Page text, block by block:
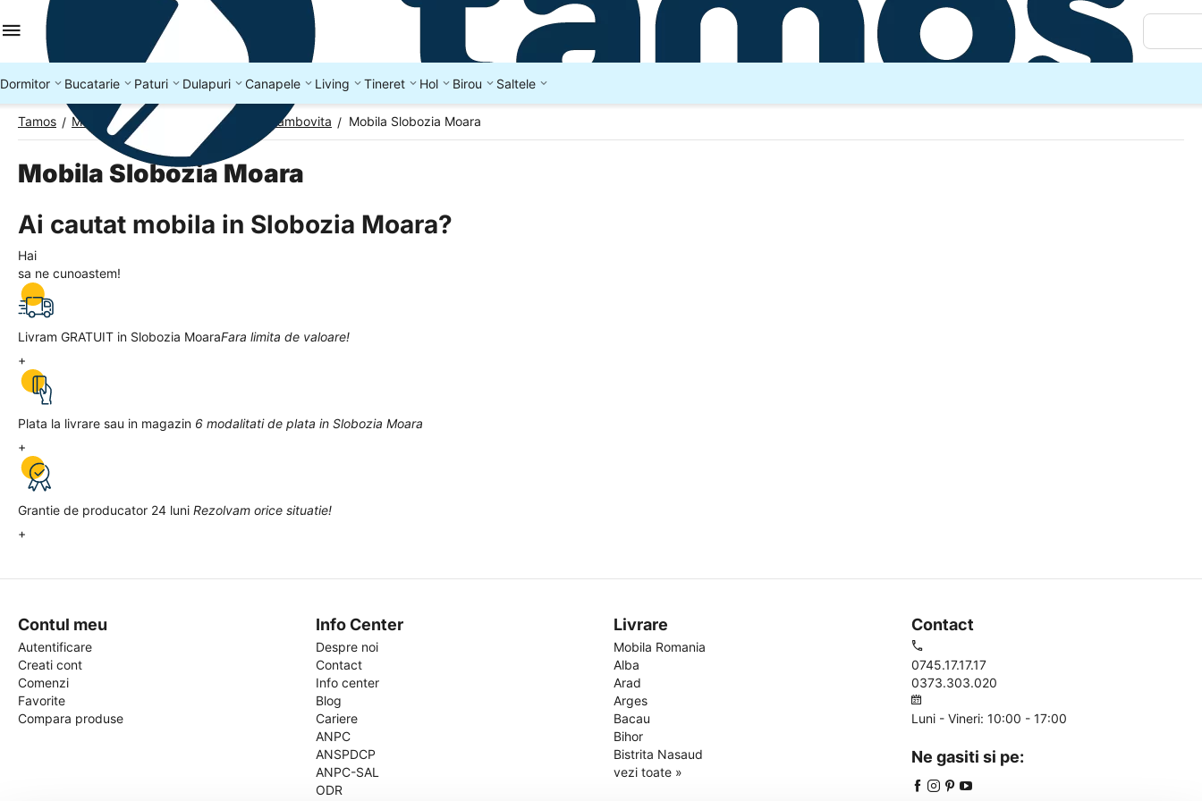
Dormitor Bucatarie Paturi Dulapuri Canapele Living Tineret Hol Birou Saltele
Tamos / Mobila Romania Mobila Judetul Dambovita / Mobila Slobozia Moara
Mobila Slobozia Moara
Ai cautat mobila in Slobozia Moara?
Hai
sa ne cunoastem!
Livram GRATUIT in Slobozia MoaraFara limita de valoare!
+
Plata la livrare sau in magazin 6 modalitati de plata in Slobozia Moara
+
Grantie de producator 24 luni Rezolvam orice situatie!
+
Contul meu
Autentificare
Creati cont
Comenzi
Favorite
Compara produse
Info Center
Despre noi
Contact
Info center
Blog
Cariere
ANPC
ANSPDCP
ANPC-SAL
ODR
Livrare
Mobila Romania
Alba
Arad
Arges
Bacau
Bihor
Bistrita Nasaud
vezi toate »
Contact
0745.17.17.17
0373.303.020
Luni - Vineri: 10:00 - 17:00
Ne gasiti si pe: